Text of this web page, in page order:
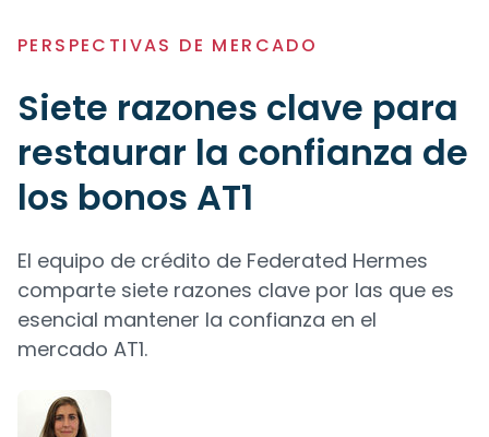
PERSPECTIVAS DE MERCADO
Siete razones clave para
restaurar la confianza de
los bonos AT1
El equipo de crédito de Federated Hermes
comparte siete razones clave por las que es
esencial mantener la confianza en el
mercado AT1.